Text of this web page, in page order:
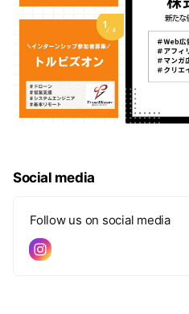
Social media
Follow us on social media